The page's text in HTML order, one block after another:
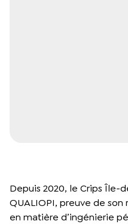
Depuis 2020, le Crips Île-
QUALIOPI, preuve de
en matière d’ingénierie